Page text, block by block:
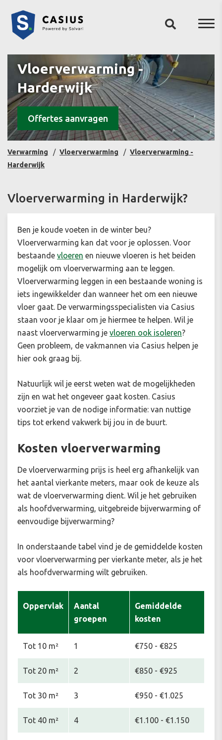
Vloerverwarming -
Harderwijk
Offertes aanvragen
Verwarming Vloerverwarming
Vloerverwarming -
Harderwijk
Vloerverwarming in Harderwijk?
Ben je koude voeten in de winter beu?
Vloerverwarming kan dat voor je oplossen. Voor
bestaande vloeren en nieuwe vloeren is het beiden
mogelijk om vloerverwarming aan te leggen.
Vloerverwarming leggen in een bestaande woning is
iets ingewikkelder dan wanneer het om een nieuwe
vloer gaat. De verwarmingsspecialisten via Casius
staan voor je klaar om je hiermee te helpen. Wil je
naast vloerverwarming je vloeren ook isoleren?
Geen probleem, de vakmannen via Casius helpen je
hier ook graag bij.
Natuurlijk wil je eerst weten wat de mogelijkheden
zijn en wat het ongeveer gaat kosten. Casius
voorziet je van de nodige informatie: van nuttige
tips tot erkend vakwerk bij jou in de buurt.
Kosten vloerverwarming
De vloerverwarming prijs is heel erg afhankelijk van
het aantal vierkante meters, maar ook de keuze als
wat de vloerverwarming dient. Wil je het gebruiken
als hoofdverwarming, uitgebreide bijverwarming of
eenvoudige bijverwarming?
In onderstaande tabel vind je de gemiddelde kosten
voor vloerverwarming per vierkante meter, als je het
als hoofdverwarming wilt gebruiken.
Oppervlak
Aantal
groepen
Gemiddelde
kosten
Tot 10 m² 1 €750 - €825
Tot 20 m² 2 €850 - €925
Tot 30 m² 3 €950 - €1.025
Tot 40 m² 4 €1.100 - €1.150